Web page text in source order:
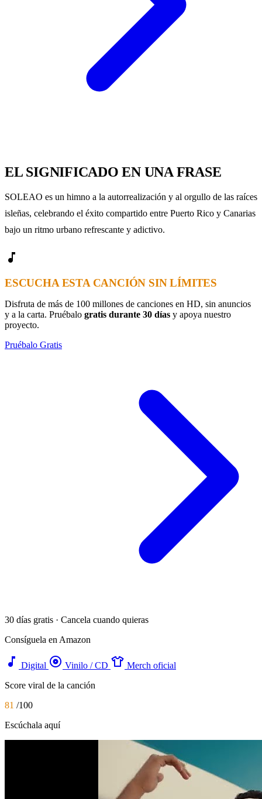
EL SIGNIFICADO EN UNA FRASE
SOLEAO es un himno a la autorrealización y al orgullo de las raíces
isleñas, celebrando el éxito compartido entre Puerto Rico y Canarias
bajo un ritmo urbano refrescante y adictivo.
music_note
ESCUCHA ESTA CANCIÓN SIN LÍMITES
Disfruta de más de 100 millones de canciones en HD, sin anuncios
y a la carta. Pruébalo gratis durante 30 días y apoya nuestro
proyecto.
Pruébalo Gratis
30 días gratis · Cancela cuando quieras
Consíguela en Amazon
music_note Digital album Vinilo / CD apparel Merch oficial
Score viral de la canción
81 /100
Escúchala aquí